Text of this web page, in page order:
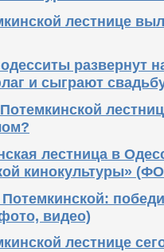
лестнице
развернут
и сыграют
лестница в
кинокультуры»
Потемкинской:
видео)
лестнице